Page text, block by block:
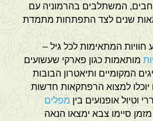
המשתלבים בהרמוניה עם
שנים לצד התפתחות מתמדת
חוויות המתאימות לכל גיל –
מותאמות כגון פארקי שעשועים
המקומיים ותיאטרון הבובות
יוכלו למצוא הרפתקאות חדשות
וטיול אופנועים בין מפלים
סיימו צבא ימצאו הנאה